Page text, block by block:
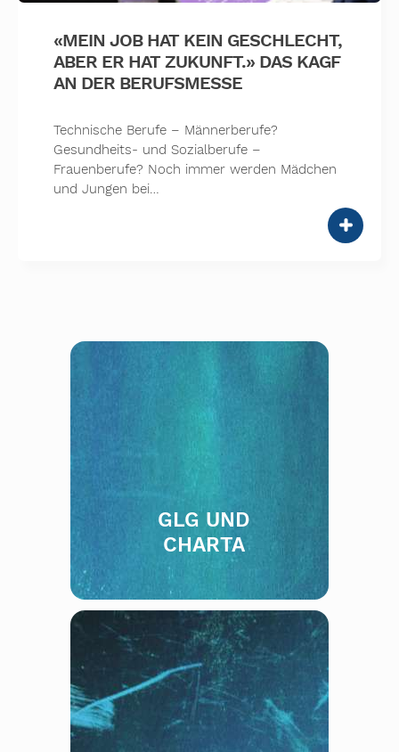
«MEIN JOB HAT KEIN GESCHLECHT,
ABER ER HAT ZUKUNFT.» DAS KAGF
AN DER BERUFSMESSE
Technische Berufe – Männerberufe?
Gesundheits- und Sozialberufe –
Frauenberufe? Noch immer werden Mädchen
und Jungen bei…
GLG UND
CHARTA